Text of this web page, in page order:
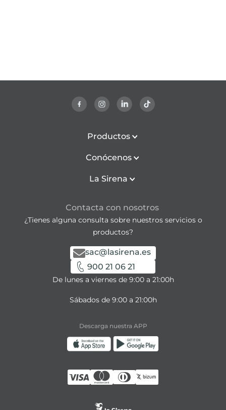
Productos
Conócenos
La Sirena
Contacta con nosotros
¿Tienes alguna consulta sobre nuestros servicios o
productos?
sac@lasirena.es
900 21 06 21
De lunes a viernes de 9:00 a 21:00h
Sábados de 9:00 a 21:00h
Descarga nuestra APP